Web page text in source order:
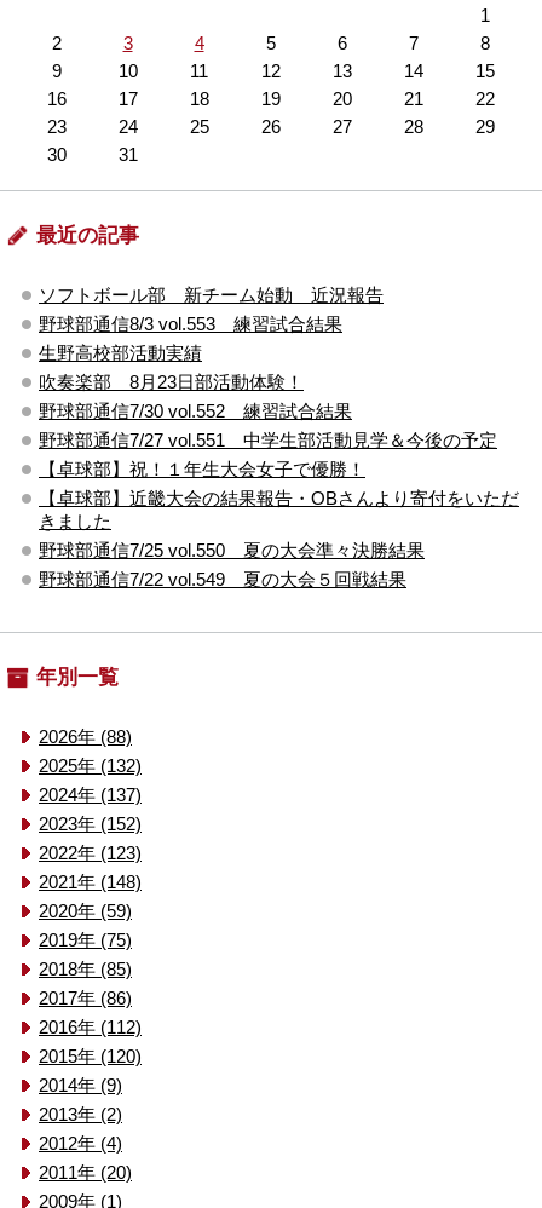
1
2
3 4 5 6 7
8
9
10 11 12 13 14
15
16
17 18 19 20 21
22
23
24 25 26 27 28
29
30
31
最近の記事
ソフトボール部 新チーム始動 近況報告
野球部通信8/3 vol.553 練習試合結果
生野高校部活動実績
吹奏楽部 8月23日部活動体験！
野球部通信7/30 vol.552 練習試合結果
野球部通信7/27 vol.551 中学生部活動見学＆今後の予定
【卓球部】祝！１年生大会女子で優勝！
【卓球部】近畿大会の結果報告・OBさんより寄付をいただ
きました
野球部通信7/25 vol.550 夏の大会準々決勝結果
野球部通信7/22 vol.549 夏の大会５回戦結果
年別一覧
2026年 (88)
2025年 (132)
2024年 (137)
2023年 (152)
2022年 (123)
2021年 (148)
2020年 (59)
2019年 (75)
2018年 (85)
2017年 (86)
2016年 (112)
2015年 (120)
2014年 (9)
2013年 (2)
2012年 (4)
2011年 (20)
2009年 (1)